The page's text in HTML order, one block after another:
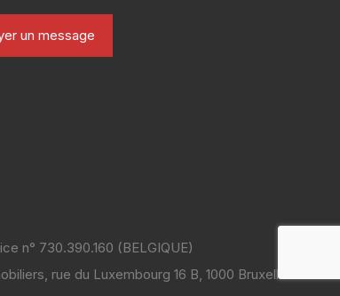
n° 730.390.160 (BELGIQUE)
rue du Luxembourg 16 B, 1000 Bruxelles